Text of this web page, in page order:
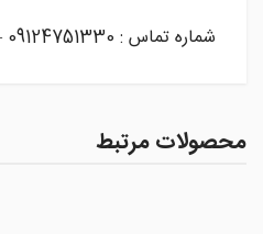
شماره تماس : 09124751330 – 02136919310
محصولات مرتبط